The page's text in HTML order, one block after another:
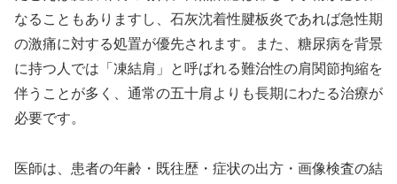
なることもありますし、石灰沈着性腱板炎であれば急性期
の激痛に対する処置が優先されます。また、糖尿病を背景
に持つ人では「凍結肩」と呼ばれる難治性の肩関節拘縮を
伴うことが多く、通常の五十肩よりも長期にわたる治療が
必要です。
医師は、患者の年齢・既往歴・症状の出方・画像検査の結